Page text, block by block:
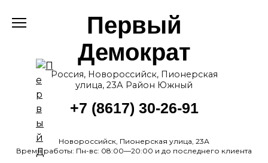
Первый
Демократ
Россия, Новороссийск, Пионерская
улица, 23А Район Южный
+7 (8617) 30-26-91
Новороссийск, Пионерская улица, 23А
Время работы: Пн-вс: 08:00—20:00 и до последнего клиента